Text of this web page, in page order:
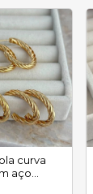
curva
aço